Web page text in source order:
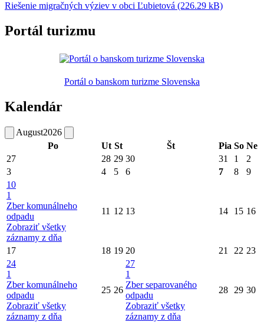
Riešenie migračných výziev v obci Ľubietová (226.29 kB)
Portál turizmu
Portál o banskom turizme Slovenska
Kalendár
August2026
Po
Ut St Št Pia So Ne
27
28 29 30 31 1
2
3
4 5 6 7 8
9
10
1
Zber komunálneho
odpadu
Zobraziť všetky
záznamy z dňa
11 12 13 14 15 16
17 18 19 20 21 22 23
24
1
Zber komunálneho
odpadu
Zobraziť všetky
záznamy z dňa
25 26
27
1
Zber separovaného
odpadu
Zobraziť všetky
záznamy z dňa
28 29 30